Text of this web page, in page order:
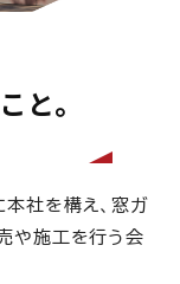
と。
社を構え、窓ガ
や施工を行う会